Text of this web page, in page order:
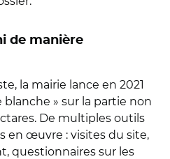
de manière
la mairie lance en 2021
» sur la partie non
De multiples outils
en œuvre : visites du site,
questionnaires sur les